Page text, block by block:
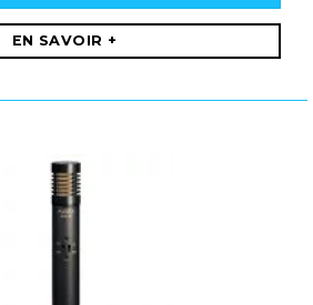
EN SAVOIR +